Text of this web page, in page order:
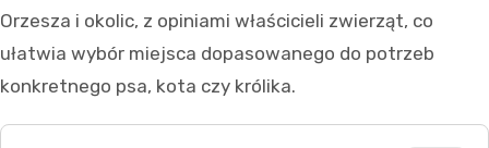
Orzesza i okolic, z opiniami właścicieli zwierząt, co
ułatwia wybór miejsca dopasowanego do potrzeb
konkretnego psa, kota czy królika.